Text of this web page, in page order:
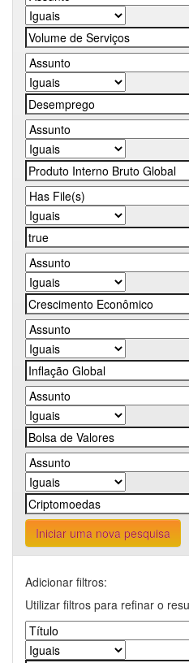
Iniciar uma nova pesquisa
Adicionar filtros:
Utilizar filtros para refinar o